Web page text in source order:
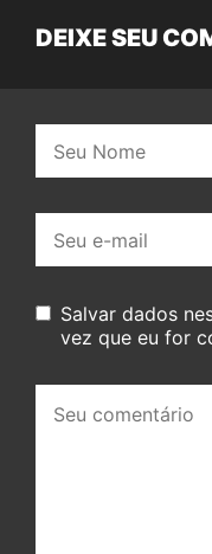
DEIXE SEU
mail:
Salvar dados
vez que eu for
comentário: